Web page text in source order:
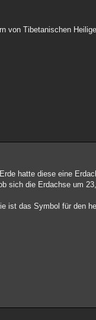
von Tibetanischen
hatte diese eine
sich die Erdachse um
ist das Symbol für den